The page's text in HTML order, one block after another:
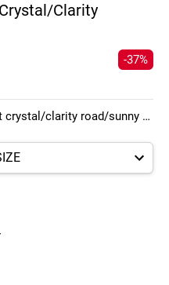
Clarity
-37%
transparant crystal/clarity road/sunny silver